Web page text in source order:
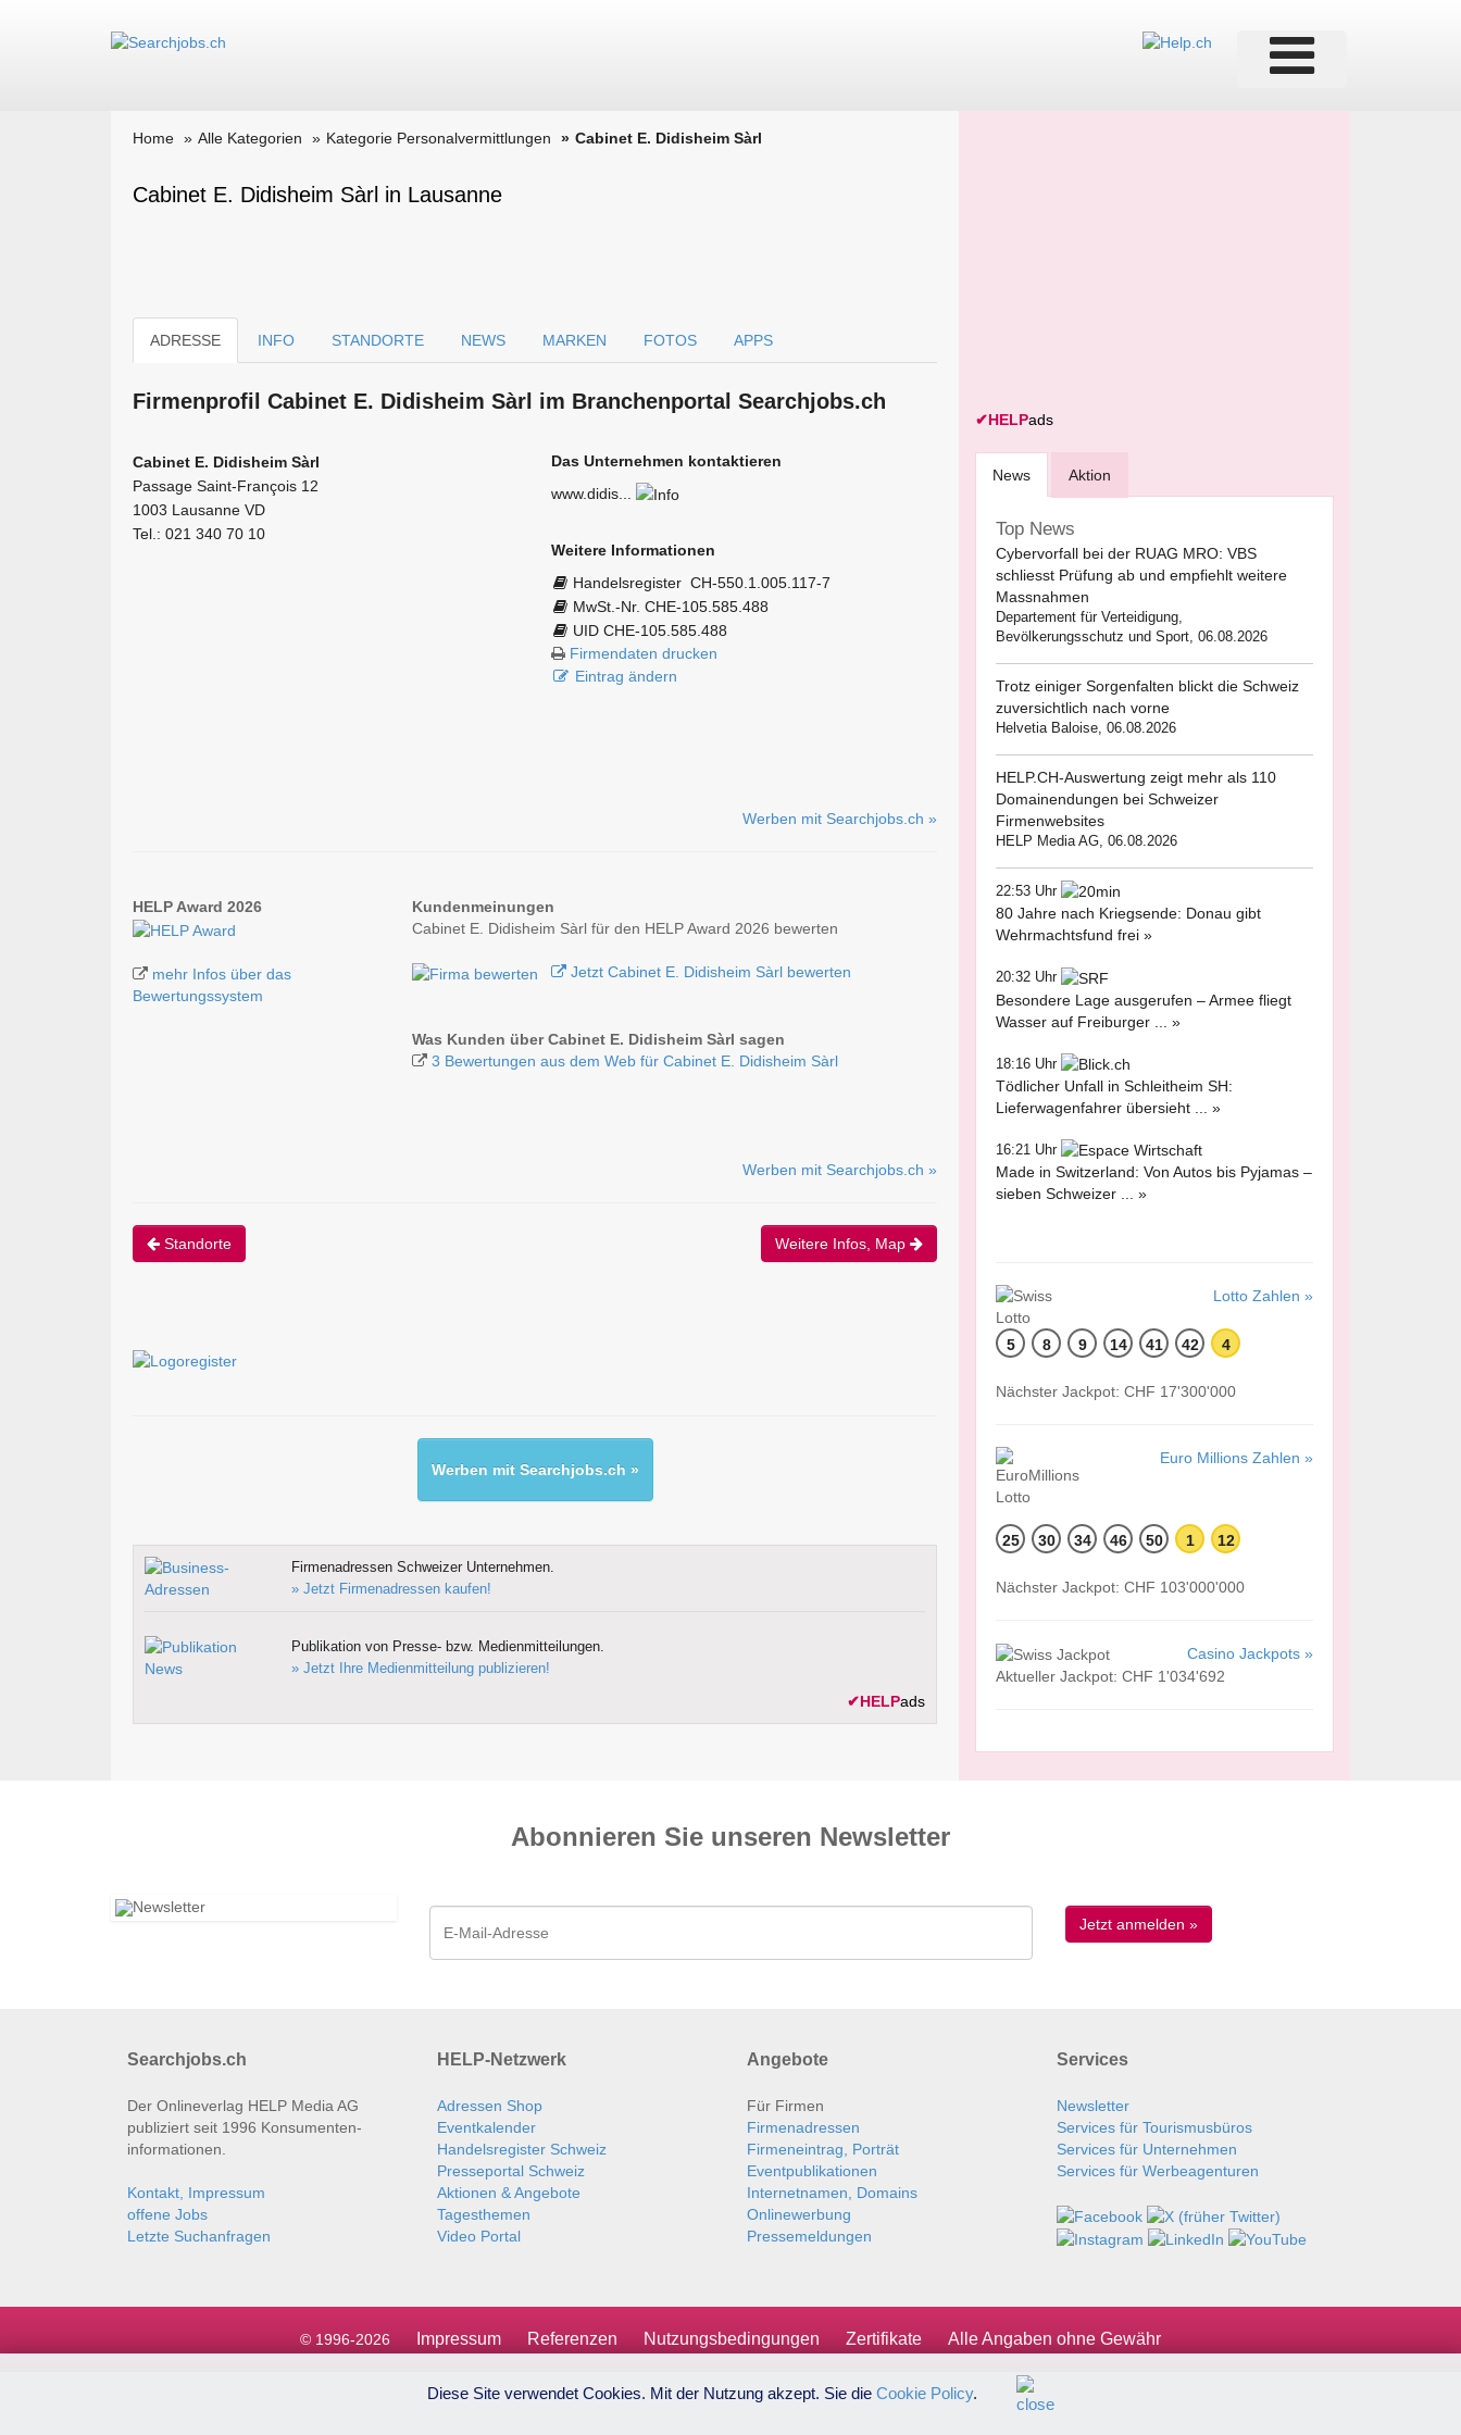
Home Alle Kategorien Kategorie Personalvermittlungen Cabinet E. Didisheim Sàrl
Cabinet E. Didisheim Sàrl in Lausanne
ADRESSE INFO STANDORTE NEWS MARKEN FOTOS APPS
Firmen­profil Cabinet E. Didisheim Sàrl im Branchen­portal Searchjobs.ch
Cabinet E. Didisheim Sàrl
Passage Saint-François 12
1003 Lausanne VD
Tel.: 021 340 70 10
Das Unternehmen kontaktieren
www.didis...
Weitere Informationen
Handelsregister CH-550.1.005.117-7
MwSt.-Nr. CHE-105.585.488
UID CHE-105.585.488
Firmendaten drucken
Eintrag ändern
Werben mit Searchjobs.ch »
HELP Award 2026
mehr Infos über das
Bewertungssystem
Kundenmeinungen
Cabinet E. Didisheim Sàrl für den HELP Award 2026 bewerten
Jetzt Cabinet E. Didisheim Sàrl bewerten
Was Kunden über Cabinet E. Didisheim Sàrl sagen
3 Bewertungen aus dem Web für Cabinet E. Didisheim Sàrl
Werben mit Searchjobs.ch »
Standorte Weitere Infos, Map
Werben mit Searchjobs.ch »
Firmenadressen Schweizer Unternehmen.
» Jetzt Firmenadressen kaufen!
Publikation von Presse- bzw. Medienmitteilungen.
» Jetzt Ihre Medienmitteilung publizieren!
✔HELPads
✔HELPads
News Aktion
Top News
Cybervorfall bei der RUAG MRO: VBS
schliesst Prüfung ab und empfiehlt weitere
Massnahmen
Departement für Verteidigung,
Bevölkerungsschutz und Sport, 06.08.2026
Trotz einiger Sorgenfalten blickt die Schweiz
zuversichtlich nach vorne
Helvetia Baloise, 06.08.2026
HELP.CH-Auswertung zeigt mehr als 110
Domainendungen bei Schweizer
Firmenwebsites
HELP Media AG, 06.08.2026
22:53 Uhr
80 Jahre nach Kriegsende: Donau gibt
Wehrmachtsfund frei »
20:32 Uhr
Besondere Lage ausgerufen – Armee fliegt
Wasser auf Freiburger ... »
18:16 Uhr
Tödlicher Unfall in Schleitheim SH:
Lieferwagenfahrer übersieht ... »
16:21 Uhr
Made in Switzerland: Von Autos bis Pyjamas –
sieben Schweizer ... »
Lotto Zahlen »
5 8 9 14 41 42 4
Nächster Jackpot: CHF 17'300'000
Euro Millions Zahlen »
25 30 34 46 50 1 12
Nächster Jackpot: CHF 103'000'000
Casino Jackpots »
Aktueller Jackpot: CHF 1'034'692
Abonnieren Sie unseren News­letter
Searchjobs.ch
Der Onlineverlag HELP Media AG
publiziert seit 1996 Konsumenten­
informationen.
Kontakt, Impressum
offene Jobs
Letzte Suchanfragen
HELP-Netzwerk
Adressen Shop
Eventkalender
Handelsregister Schweiz
Presseportal Schweiz
Aktionen & Angebote
Tagesthemen
Video Portal
Angebote
Für Firmen
Firmenadressen
Firmeneintrag, Porträt
Eventpublikationen
Internetnamen, Domains
Onlinewerbung
Pressemeldungen
Services
Newsletter
Services für Tourismusbüros
Services für Unternehmen
Services für Werbeagenturen
© 1996-2026 Impressum Referenzen Nutzungsbedingungen Zertifikate Alle Angaben ohne Gewähr
Diese Site verwendet Cookies. Mit der Nutzung akzept. Sie die Cookie Policy.